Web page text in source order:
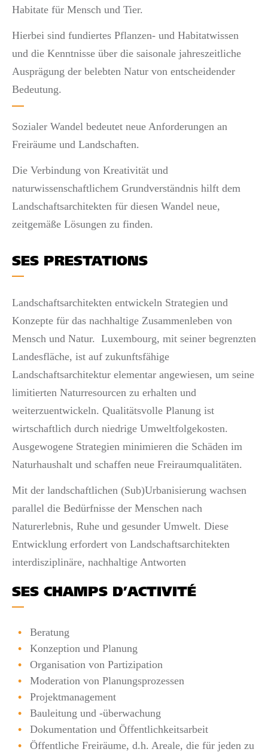
Habitate für Mensch und Tier.
Hierbei sind fundiertes Pflanzen- und Habitatwissen
und die Kenntnisse über die saisonale jahreszeitliche
Ausprägung der belebten Natur von entscheidender
Bedeutung.
Sozialer Wandel bedeutet neue Anforderungen an
Freiräume und Landschaften.
Die Verbindung von Kreativität und
naturwissenschaftlichem Grundverständnis hilft dem
Landschaftsarchitekten für diesen Wandel neue,
zeitgemäße Lösungen zu finden.
SES PRESTATIONS
Landschaftsarchitekten entwickeln Strategien und
Konzepte für das nachhaltige Zusammenleben von
Mensch und Natur. Luxembourg, mit seiner begrenzten
Landesfläche, ist auf zukunftsfähige
Landschaftsarchitektur elementar angewiesen, um seine
limitierten Naturresourcen zu erhalten und
weiterzuentwickeln. Qualitätsvolle Planung ist
wirtschaftlich durch niedrige Umweltfolgekosten.
Ausgewogene Strategien minimieren die Schäden im
Naturhaushalt und schaffen neue Freiraumqualitäten.
Mit der landschaftlichen (Sub)Urbanisierung wachsen
parallel die Bedürfnisse der Menschen nach
Naturerlebnis, Ruhe und gesunder Umwelt. Diese
Entwicklung erfordert von Landschaftsarchitekten
interdisziplinäre, nachhaltige Antworten
SES CHAMPS D’ACTIVITÉ
Beratung
Konzeption und Planung
Organisation von Partizipation
Moderation von Planungsprozessen
Projektmanagement
Bauleitung und -überwachung
Dokumentation und Öffentlichkeitsarbeit
Öffentliche Freiräume, d.h. Areale, die für jeden zu